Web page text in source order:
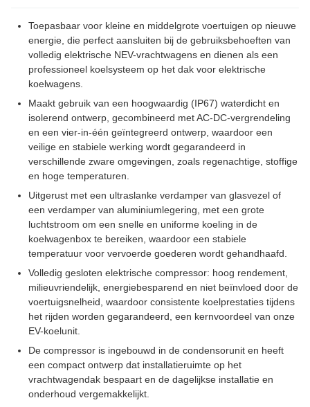
Toepasbaar voor kleine en middelgrote voertuigen op nieuwe
energie, die perfect aansluiten bij de gebruiksbehoeften van
volledig elektrische NEV-vrachtwagens en dienen als een
professioneel koelsysteem op het dak voor elektrische
koelwagens.
Maakt gebruik van een hoogwaardig (IP67) waterdicht en
isolerend ontwerp, gecombineerd met AC-DC-vergrendeling
en een vier-in-één geïntegreerd ontwerp, waardoor een
veilige en stabiele werking wordt gegarandeerd in
verschillende zware omgevingen, zoals regenachtige, stoffige
en hoge temperaturen.
Uitgerust met een ultraslanke verdamper van glasvezel of
een verdamper van aluminiumlegering, met een grote
luchtstroom om een ​​snelle en uniforme koeling in de
koelwagenbox te bereiken, waardoor een stabiele
temperatuur voor vervoerde goederen wordt gehandhaafd.
Volledig gesloten elektrische compressor: hoog rendement,
milieuvriendelijk, energiebesparend en niet beïnvloed door de
voertuigsnelheid, waardoor consistente koelprestaties tijdens
het rijden worden gegarandeerd, een kernvoordeel van onze
EV-koelunit.
De compressor is ingebouwd in de condensorunit en heeft
een compact ontwerp dat installatieruimte op het
vrachtwagendak bespaart en de dagelijkse installatie en
onderhoud vergemakkelijkt.